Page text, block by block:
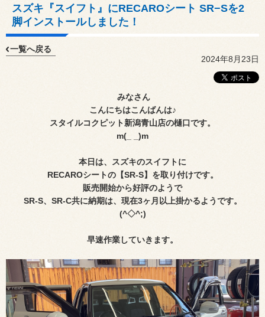
スズキ『スイフト』にRECAROシート SR−Sを2
脚インストールしました！
一覧へ戻る
2024年8月23日
みなさん
こんにちはこんばんは♪
スタイルコクピット新潟青山店の樋口です。
m(_ _)m
本日は、スズキのスイフトに
RECAROシートの【SR-S】を取り付けです。
販売開始から好評のようで
SR-S、SR-C共に納期は、現在3ヶ月以上掛かるようです。
(^◇^;)
早速作業していきます。